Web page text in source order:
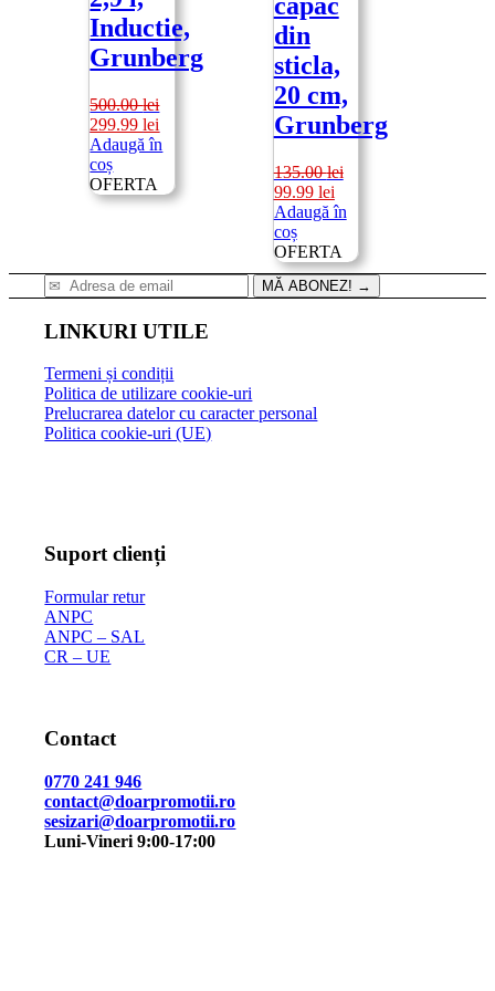
Inductie,
Grunberg
500.00lei
Prețul
inițial
a
fost:
500.00 lei.
299.99lei
curent
299.99 lei.
Adaugă în
coș
OFERTA
din
sticla,
20 cm,
Grunberg
135.00lei
Prețul
inițial
a
fost:
135.00 lei.
99.99 leiPrețul
curent
99.99 lei.
Adaugă în
coș
OFERTA
MĂ ABONEZ! →
LINKURI UTILE
Termeni și condiții
Politica de utilizare cookie-uri
Prelucrarea datelor cu caracter personal
Politica cookie-uri (UE)
Suport clienți
Formular retur
ANPC
ANPC – SAL
CR – UE
Contact
0770 241 946
contact@doarpromotii.ro
sesizari@doarpromotii.ro
Luni-Vineri 9:00-17:00